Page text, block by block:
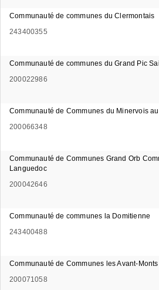
Communauté de communes du Clermontais
243400355
Communauté de communes du Grand Pic
200022986
Communauté de Communes du Minervois
200066348
Communauté de Communes Grand Orb
Languedoc
200042646
Communauté de communes la Domitienne
243400488
Communauté de Communes les Avant-Monts
200071058